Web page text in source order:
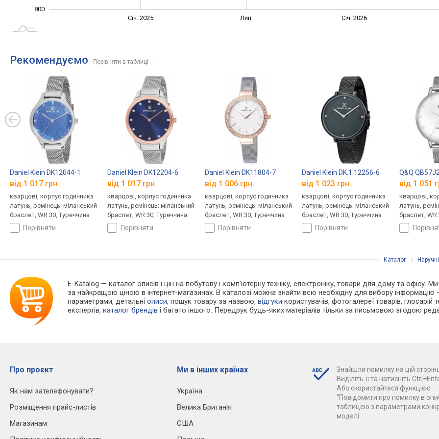
800
Січ. 2025 Лип. Січ. 2026
Рекомендуємо Порівняти в таблиці →
Daniel Klein DK12044-1
від 1 017 грн.
кварцові, корпус годинника
латунь, ремінець: міланський
браслет, WR 30, Туреччина
порівняти
Daniel Klein DK12204-6
від 1 017 грн.
кварцові, корпус годинника
латунь, ремінець: міланський
браслет, WR 30, Туреччина
порівняти
Daniel Klein DK11804-7
від 1 006 грн.
кварцові, корпус годинника
латунь, ремінець: міланський
браслет, WR 30, Туреччина
порівняти
Daniel Klein DK.1.12256-6
від 1 023 грн.
кварцові, корпус годинника
латунь, ремінець: міланський
браслет, WR 30, Туреччина
порівняти
Q&Q
від 1 051
кварцові,
латунь,
браслет, WR
Каталог /
E-Katalog — каталог описів і цін на побутову і комп'ютерну техніку, електроніку, товари для дому та офісу.
за найкращою ціною в інтернет-магазинах. В каталозі можна знайти всю необхідну для вибору
параметрами, детальніописи, пошук товару за назвою,відгуки користувачів, фотогалереї товарів, глосарій
експертів,каталог брендів і багато іншого. Передрук будь-яких матеріалів тільки за письмовою згодою
Про проєкт
Як нам зателефонувати?
Розміщення прайс-листів
Магазинам
Ми в інших країнах
Україна
Велика Британія
США
Знайшли помилку на цій
Виділіть її та натисніть
Або скористайтеся функцією
"Повідомити про помилку в
таблицею з параметрами
моделі.